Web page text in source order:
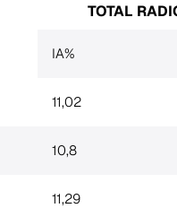
TOTAL
IA%
11,02
10,8
11,29